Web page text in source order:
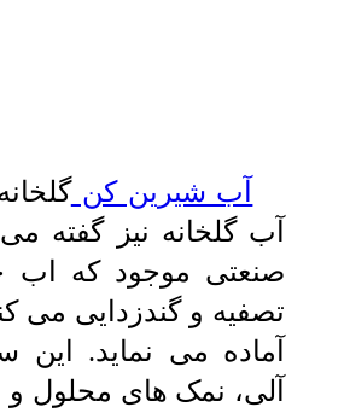
آب شیرین کن
صنعتی موجود که اب
تصفیه و گندزدایی می
آلی، نمک های محلول